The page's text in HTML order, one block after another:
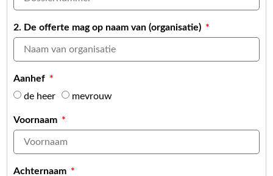
2. De offerte mag op naam van (organisatie)
Aanhef
de heer
mevrouw
Voornaam
Achternaam